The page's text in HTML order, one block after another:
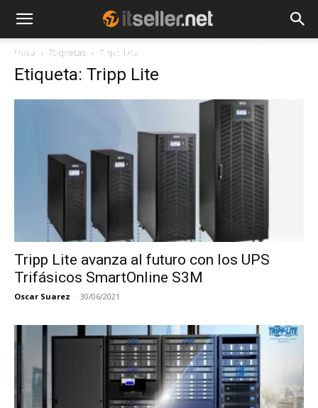
NOTICIAS TENDENCIAS
Inicio Etiquetas Tripp Lite
Etiqueta: Tripp Lite
Tripp Lite avanza al futuro con los UPS
Trifásicos SmartOnline S3M
Oscar Suarez - 30/06/2021